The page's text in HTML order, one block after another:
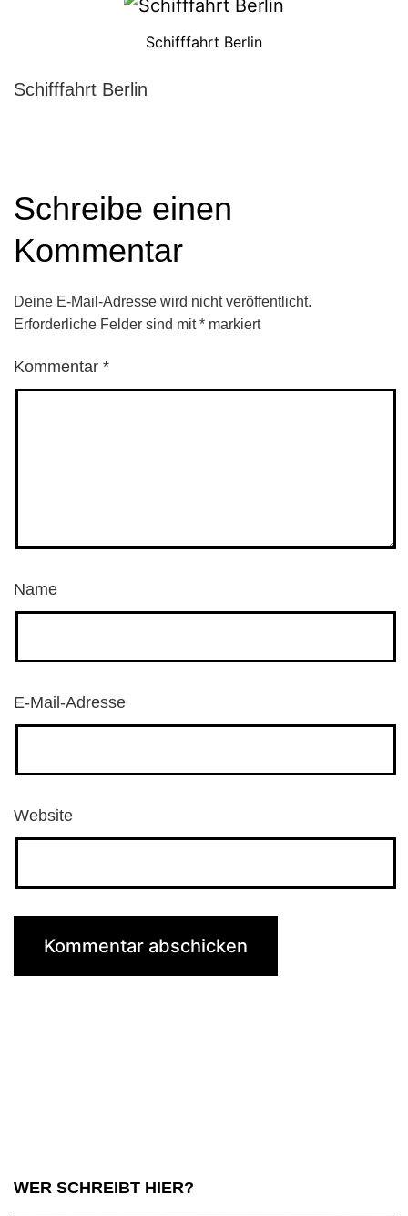
Schifffahrt Berlin
Schifffahrt Berlin
Schreibe einen
Kommentar
Deine E-Mail-Adresse wird nicht veröffentlicht.
Erforderliche Felder sind mit* markiert
Kommentar *
Name
E-Mail-Adresse
Website
WER SCHREIBT HIER?